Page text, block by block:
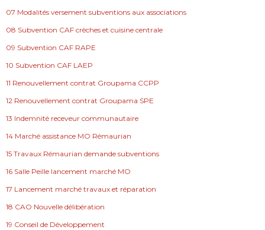
07 Modalités versement subventions aux associations
08 Subvention CAF crèches et cuisine centrale
09 Subvention CAF RAPE
10 Subvention CAF LAEP
11 Renouvellement contrat Groupama CCPP
12 Renouvellement contrat Groupama SPE
13 Indemnité receveur communautaire
14 Marché assistance MO Rémaurian
15 Travaux Rémaurian demande subventions
16 Salle Peille lancement marché MO
17 Lancement marché travaux et réparation
18 CAO Nouvelle délibération
19 Conseil de Développement